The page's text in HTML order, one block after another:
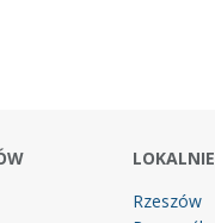
LOKALNIE
Rzeszów